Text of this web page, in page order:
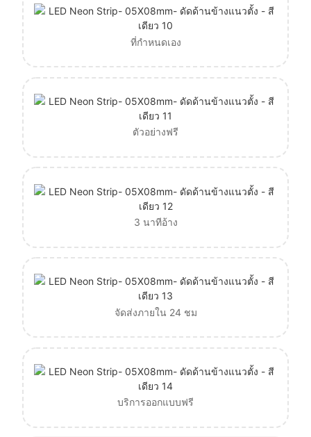
ที่กำหนดเอง
ตัวอย่างฟรี
3 นาทีอ้าง
จัดส่งภายใน 24 ชม
บริการออกแบบฟรี